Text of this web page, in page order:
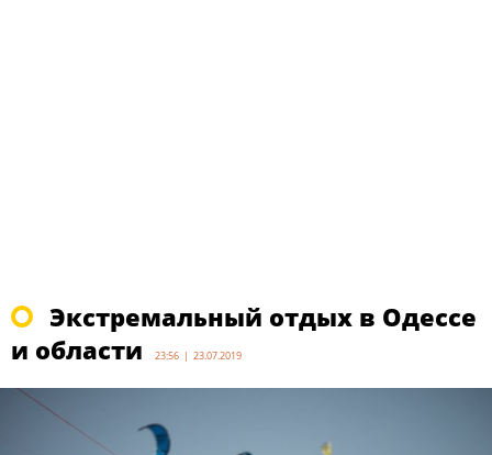
Экстремальный отдых в Одессе
и области
23:56 | 23.07.2019